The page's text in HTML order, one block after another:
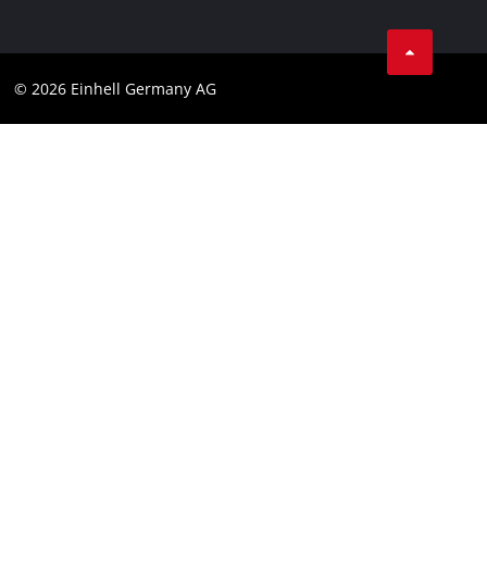
Impressum
© 2026 Einhell Germany AG